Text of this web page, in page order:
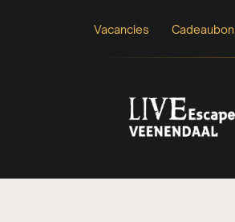
Vacancies Cadeaubon